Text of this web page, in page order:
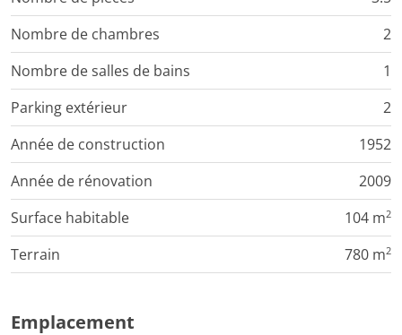
Nombre de chambres
2
Nombre de salles de bains
1
Parking extérieur
2
Année de construction
1952
Année de rénovation
2009
Surface habitable
104 m2
Terrain 780 m2
Emplacement